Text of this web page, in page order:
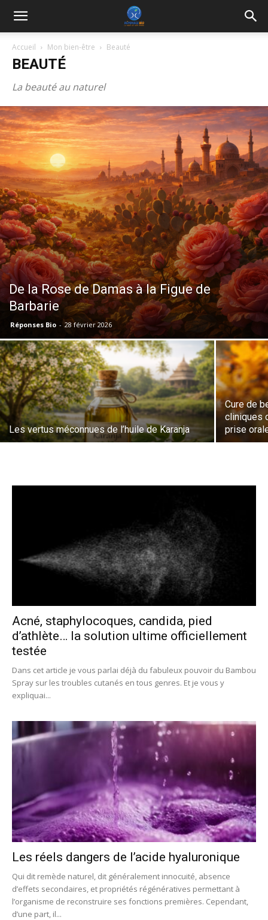
Accueil Mon bien-être Beauté
BEAUTÉ
La beauté au naturel
De la Rose de Damas à la Figue de
Barbarie
Réponses Bio - 28 février 2026
Les vertus méconnues de l’huile de Karanja
Cure de
cliniques
prise
Acné, staphylocoques, candida, pied
d’athlète… la solution ultime officiellement
testée
Dans cet article je vous parlai déjà du fabuleux pouvoir du Bambou
Spray sur les troubles cutanés en tous genres. Et je vous y
expliquai...
Les réels dangers de l’acide hyaluronique
Qui dit remède naturel, dit généralement innocuité, absence
d’effets secondaires, et propriétés régénératives permettant à
l’organisme de reconstruire ses fonctions premières. Cependant,
d’une part, il...